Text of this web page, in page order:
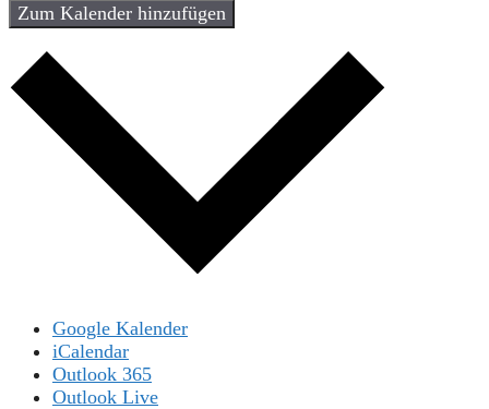
Zum Kalender hinzufügen
Google Kalender
iCalendar
Outlook 365
Outlook Live